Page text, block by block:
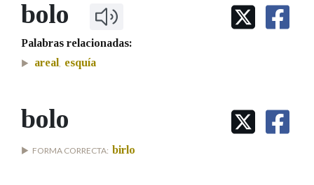
IDENTIDADE CORPORATIVA
MARCIAL DEL ADALID
FIGURAS HOMENAXEADAS
Facebook
TwitterYoutubeInstagram
Bluesky
BUSCAR NOS LEMAS
Comeza por
Contén
bolo
Palabras relacionadas:
areal , esquía
bolo
FORMA CORRECTA: birlo